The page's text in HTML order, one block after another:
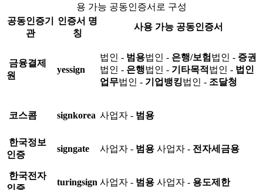
용 가능 공동인증서로 구성
공동인증기
관
인증서 명
칭
사용 가능 공동인증서
금융결제
원
yessign
법인 - 범용법인 - 은행/보험 법인 - 증권
법인 - 은행법인 - 기타목적 법인 - 법인
업무법인 - 기업뱅킹법인 - 조달청
코스콤 signkorea 사업자 - 범용
한국정보
인증
signgate 사업자 - 범용 사업자 - 전자세금용
한국전자
인증
turingsign 사업자 - 범용 사업자 - 용도제한